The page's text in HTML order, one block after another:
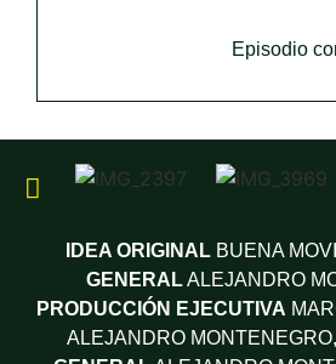
Episodio
IDEA ORIGINAL BUENA
GENERALALEJANDRO
PRODUCCIÓN EJECUTIVA
ALEJANDRO MONTENEGRO,